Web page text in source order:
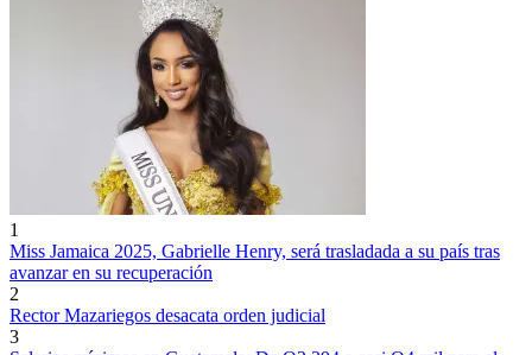
1
Miss Jamaica 2025, Gabrielle Henry, será trasladada a su país tras
avanzar en su recuperación
2
Rector Mazariegos desacata orden judicial
3